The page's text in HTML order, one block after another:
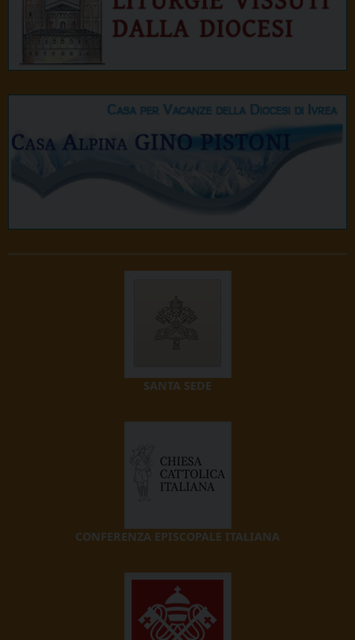
SANTA SEDE
CONFERENZA EPISCOPALE ITALIANA